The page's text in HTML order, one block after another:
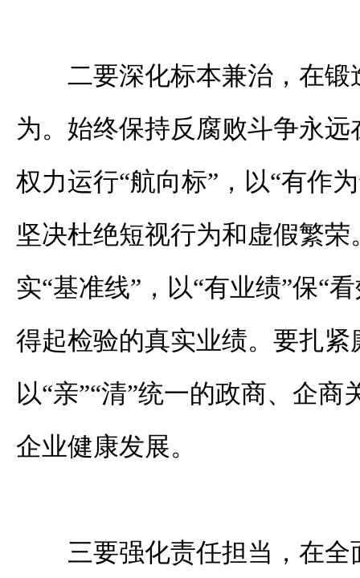
二要深化标本兼治，在
为。始终保持反腐败斗争永
权力运行“航向标”，以“有作
坚决杜绝短视行为和虚假繁
实“基准线”，以“有业绩”保“
得起检验的真实业绩。要扎紧
以“亲”“清”统一的政商、企
企业健康发展。
三要强化责任担当，在